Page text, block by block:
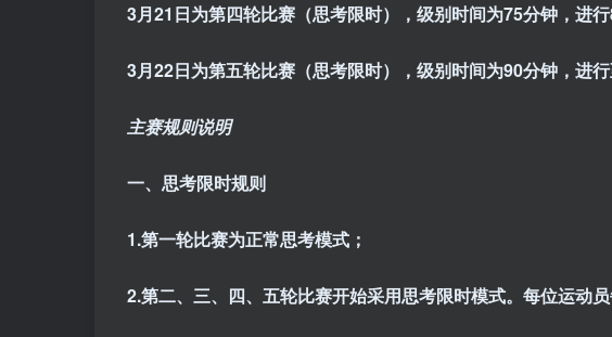
3月21日为第四轮比赛（思考限时），级别时间为75分钟， 进行
3月22日为第五轮比赛（思考限时），级别时间为90分钟， 进
主赛规则说明
一、思考限时规则
1.第一轮比赛为正常思考模式；
2.第二、三、四、五轮比赛开始采用思考限时模式。 每位运动